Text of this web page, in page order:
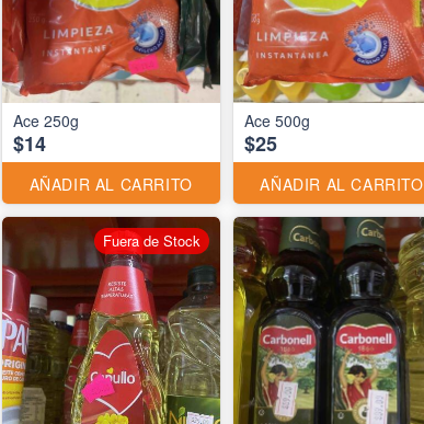
Ace 250g
$14
AÑADIR AL CARRITO
Ace 500g
$25
AÑADIR AL CARRITO
Fuera de Stock